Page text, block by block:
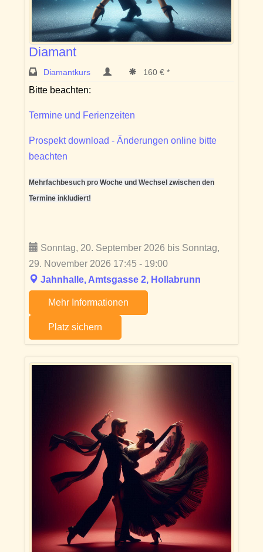
Diamant
Diamantkurs 160 € *
Bitte beachten:
Termine und Ferienzeiten
Prospekt download - Änderungen online bitte
beachten
Mehrfachbesuch pro Woche und Wechsel zwischen den
Termine inkludiert!
Sonntag, 20. September 2026 bis Sonntag,
29. November 2026 17:45 - 19:00
Jahnhalle, Amtsgasse 2, Hollabrunn
Mehr Informationen
Platz sichern